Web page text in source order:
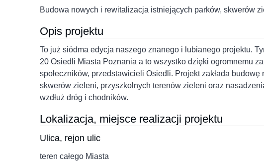
Budowa nowych i rewitalizacja istniejących parków, skwerów
Opis projektu
To już siódma edycja naszego znanego i lubianego projektu.
20 Osiedli Miasta Poznania a to wszystko dzięki ogromnemu
społeczników, przedstawicieli Osiedli. Projekt zakłada
skwerów zieleni, przyszkolnych terenów zieleni oraz
wzdłuż dróg i chodników.
Lokalizacja, miejsce realizacji projektu
Ulica, rejon ulic
teren całego Miasta